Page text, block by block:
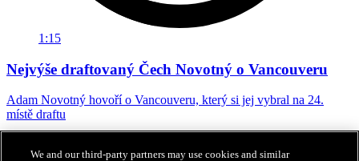
1:15
Nejvýše draftovaný Čech Novotný o Vancouveru
Adam Novotný hovoří o Vancouveru, který si jej vybral na 24.
místě draftu
We and our third-party partners may use cookies and similar